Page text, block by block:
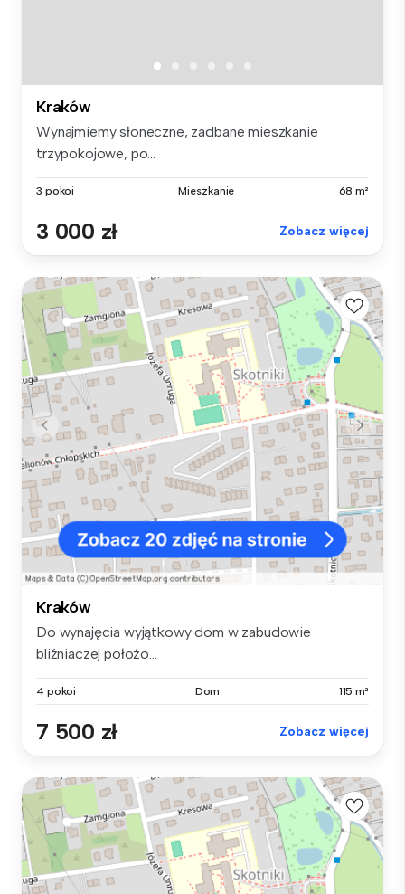
Kraków
Wynajmiemy słoneczne, zadbane mieszkanie
trzypokojowe, po...
3 pokoi Mieszkanie 68 m²
3 000 zł Zobacz więcej
Kraków
Do wynajęcia wyjątkowy dom w zabudowie
bliźniaczej położo...
4 pokoi Dom 115 m²
7 500 zł Zobacz więcej